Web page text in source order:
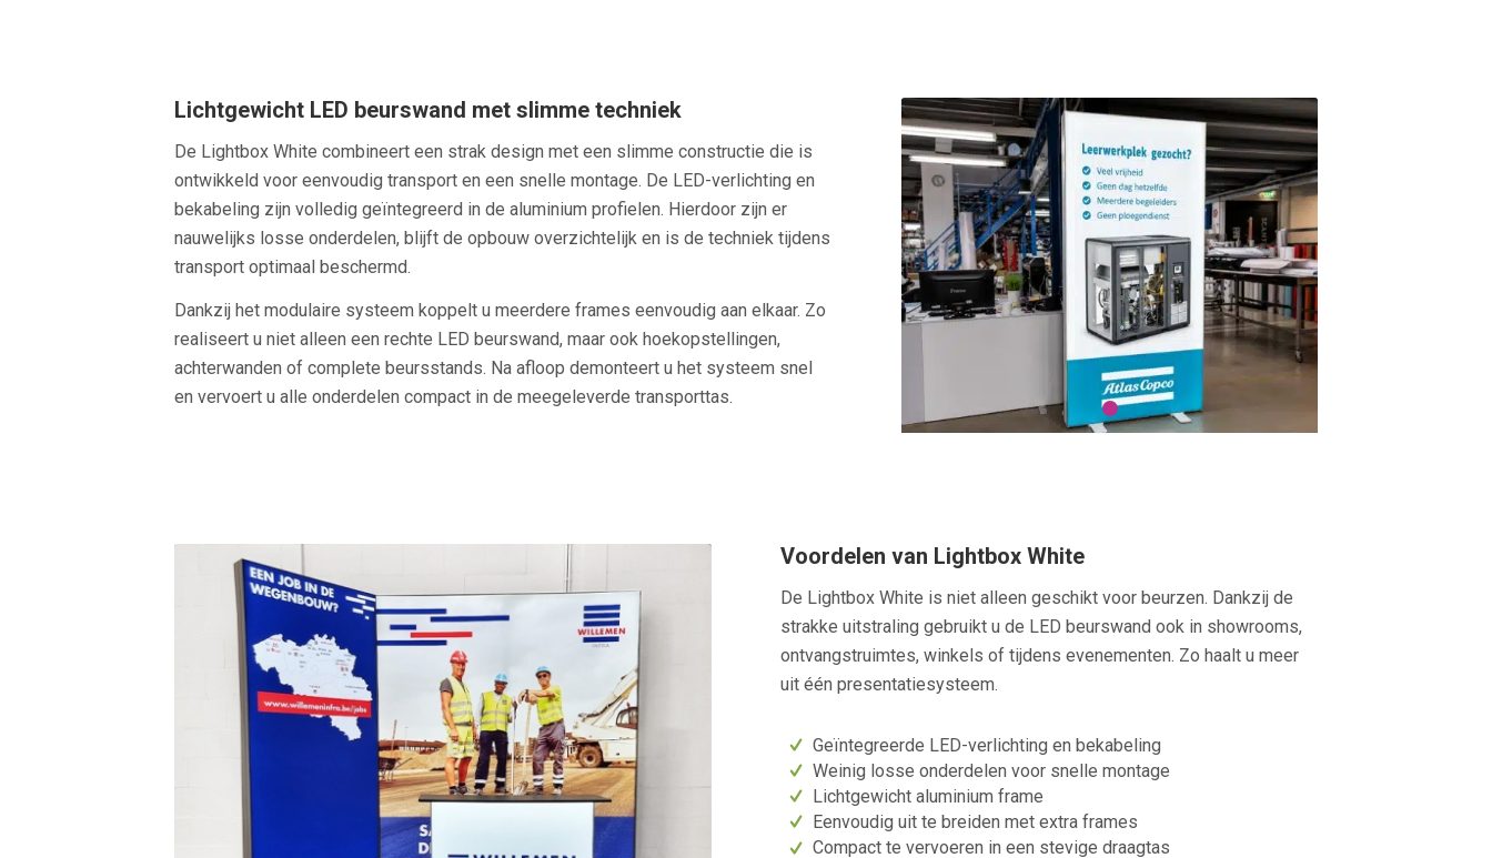
Lichtgewicht LED beurswand met slimme techniek
De Lightbox White combineert een strak design met een slimme constructie die is
ontwikkeld voor eenvoudig transport en een snelle montage. De LED-verlichting en
bekabeling zijn volledig geïntegreerd in de aluminium profielen. Hierdoor zijn er
nauwelijks losse onderdelen, blijft de opbouw overzichtelijk en is de techniek tijdens
transport optimaal beschermd.
Dankzij het modulaire systeem koppelt u meerdere frames eenvoudig aan elkaar. Zo
realiseert u niet alleen een rechte LED beurswand, maar ook hoekopstellingen,
achterwanden of complete beursstands. Na afloop demonteert u het systeem snel
en vervoert u alle onderdelen compact in de meegeleverde transporttas.
Voordelen van Lightbox White
De Lightbox White is niet alleen geschikt voor beurzen. Dankzij de
strakke uitstraling gebruikt u de LED beurswand ook in showrooms,
ontvangstruimtes, winkels of tijdens evenementen. Zo haalt u meer
uit één presentatiesysteem.
Geïntegreerde LED-verlichting en bekabeling
Weinig losse onderdelen voor snelle montage
Lichtgewicht aluminium frame
Eenvoudig uit te breiden met extra frames
Compact te vervoeren in een stevige draagtas